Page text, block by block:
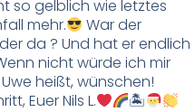
so gelblich wie letztes
mehr.
War der
da ? Und hat er endlich
nicht würde ich mir
heißt, wünschen!
Euer Nils L.
🏝